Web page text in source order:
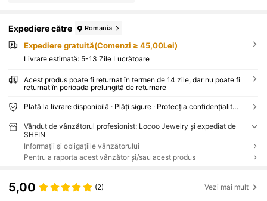
Expediere către Romania
Expediere gratuită(Comenzi ≥ 45,00Lei)
Livrare estimată: 5-13 Zile Lucrătoare
Acest produs poate fi returnat în termen de 14 zile, dar nu poate fi
returnat în perioada prelungită de returnare
Plată la livrare disponibilă · Plăți sigure · Protecția confidențialității
Vândut de vânzătorul profesionist: Locoo Jewelry și expediat de
SHEIN
Informații și obligațiile vânzătorului
Pentru a raporta acest vânzător și/sau acest produs
5,00 (2) Vezi mai mult